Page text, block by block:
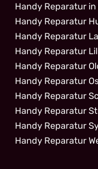
Handy Reparatur in
Handy Reparatur
Handy Reparatur
Handy Reparatur
Handy Reparatur
Handy Reparatur
Handy Reparatur
Handy Reparatur
Handy Reparatur
Handy Reparatur